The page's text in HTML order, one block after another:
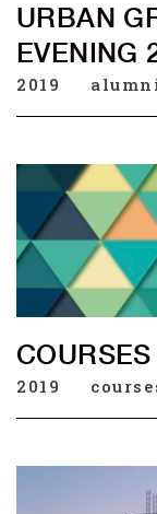
URBAN
EVENING
2019
2019